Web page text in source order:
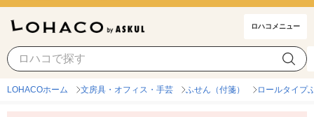
ロハコメニュー
LOHACOホーム 文房具・オフィス・手芸 ふせん（付箋） ロールタイプ